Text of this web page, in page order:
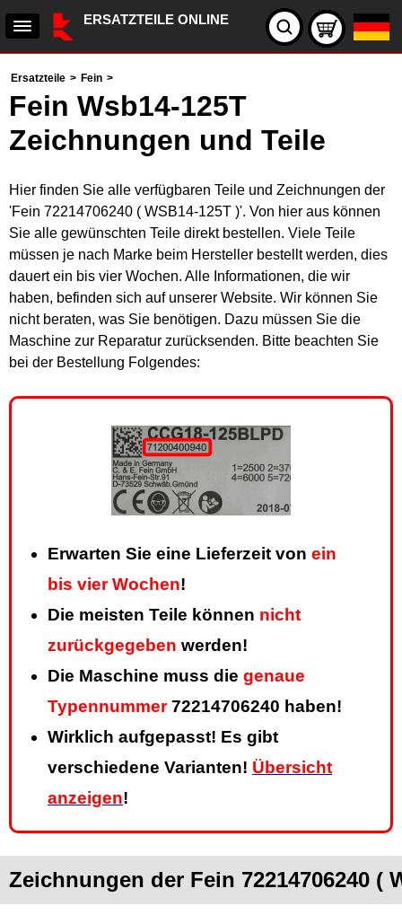
ERSATZTEILE ONLINE
Ersatzteile > Fein >
Fein Wsb14-125T
Zeichnungen und Teile
Hier finden Sie alle verfügbaren Teile und Zeichnungen der
'Fein 72214706240 ( WSB14-125T )'. Von hier aus können
Sie alle gewünschten Teile direkt bestellen. Viele Teile
müssen je nach Marke beim Hersteller bestellt werden, dies
dauert ein bis vier Wochen. Alle Informationen, die wir
haben, befinden sich auf unserer Website. Wir können Sie
nicht beraten, was Sie benötigen. Dazu müssen Sie die
Maschine zur Reparatur zurücksenden. Bitte beachten Sie
bei der Bestellung Folgendes:
Erwarten Sie eine Lieferzeit von ein
bis vier Wochen!
Die meisten Teile können nicht
zurückgegeben werden!
Die Maschine muss die genaue
Typennummer72214706240 haben!
Wirklich aufgepasst! Es gibt
verschiedene Varianten! Übersicht
anzeigen!
Zeichnungen der Fein 72214706240 (